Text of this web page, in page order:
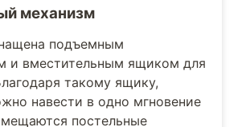
механизм
подъемным
и вместительным ящиком для
такому ящику,
навести в одно мгновение
постельные